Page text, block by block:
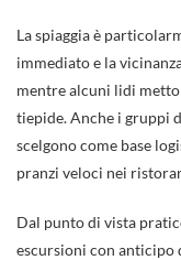
La spiaggia è
immediato e la
mentre alcuni lidi
tiepide. Anche i gruppi
scelgono come base
pranzi veloci nei
Dal punto di vista
escursioni con anticipo